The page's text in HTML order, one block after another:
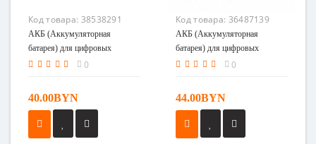
Код товара: 38538291
АКБ (Аккумуляторная
батарея) для цифровых
фотоаппаратов Pentax CR-V3
0
40.00BYN
Код товара: 36487139
АКБ (Аккумуляторная
батарея) для цифровых
фотоаппаратов Pentax D-Li106
0
44.00BYN